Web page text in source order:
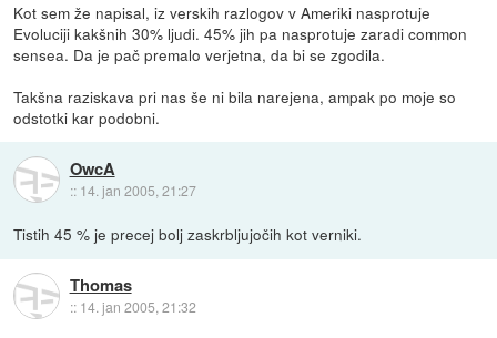
Kot sem že napisal, iz verskih razlogov v Ameriki nasprotuje
Evoluciji kakšnih 30% ljudi. 45% jih pa nasprotuje zaradi common
sensea. Da je pač premalo verjetna, da bi se zgodila.
Takšna raziskava pri nas še ni bila narejena, ampak po moje so
odstotki kar podobni.
OwcA
:: 14. jan 2005, 21:27
Tistih 45 % je precej bolj zaskrbljujočih kot verniki.
Thomas
:: 14. jan 2005, 21:32